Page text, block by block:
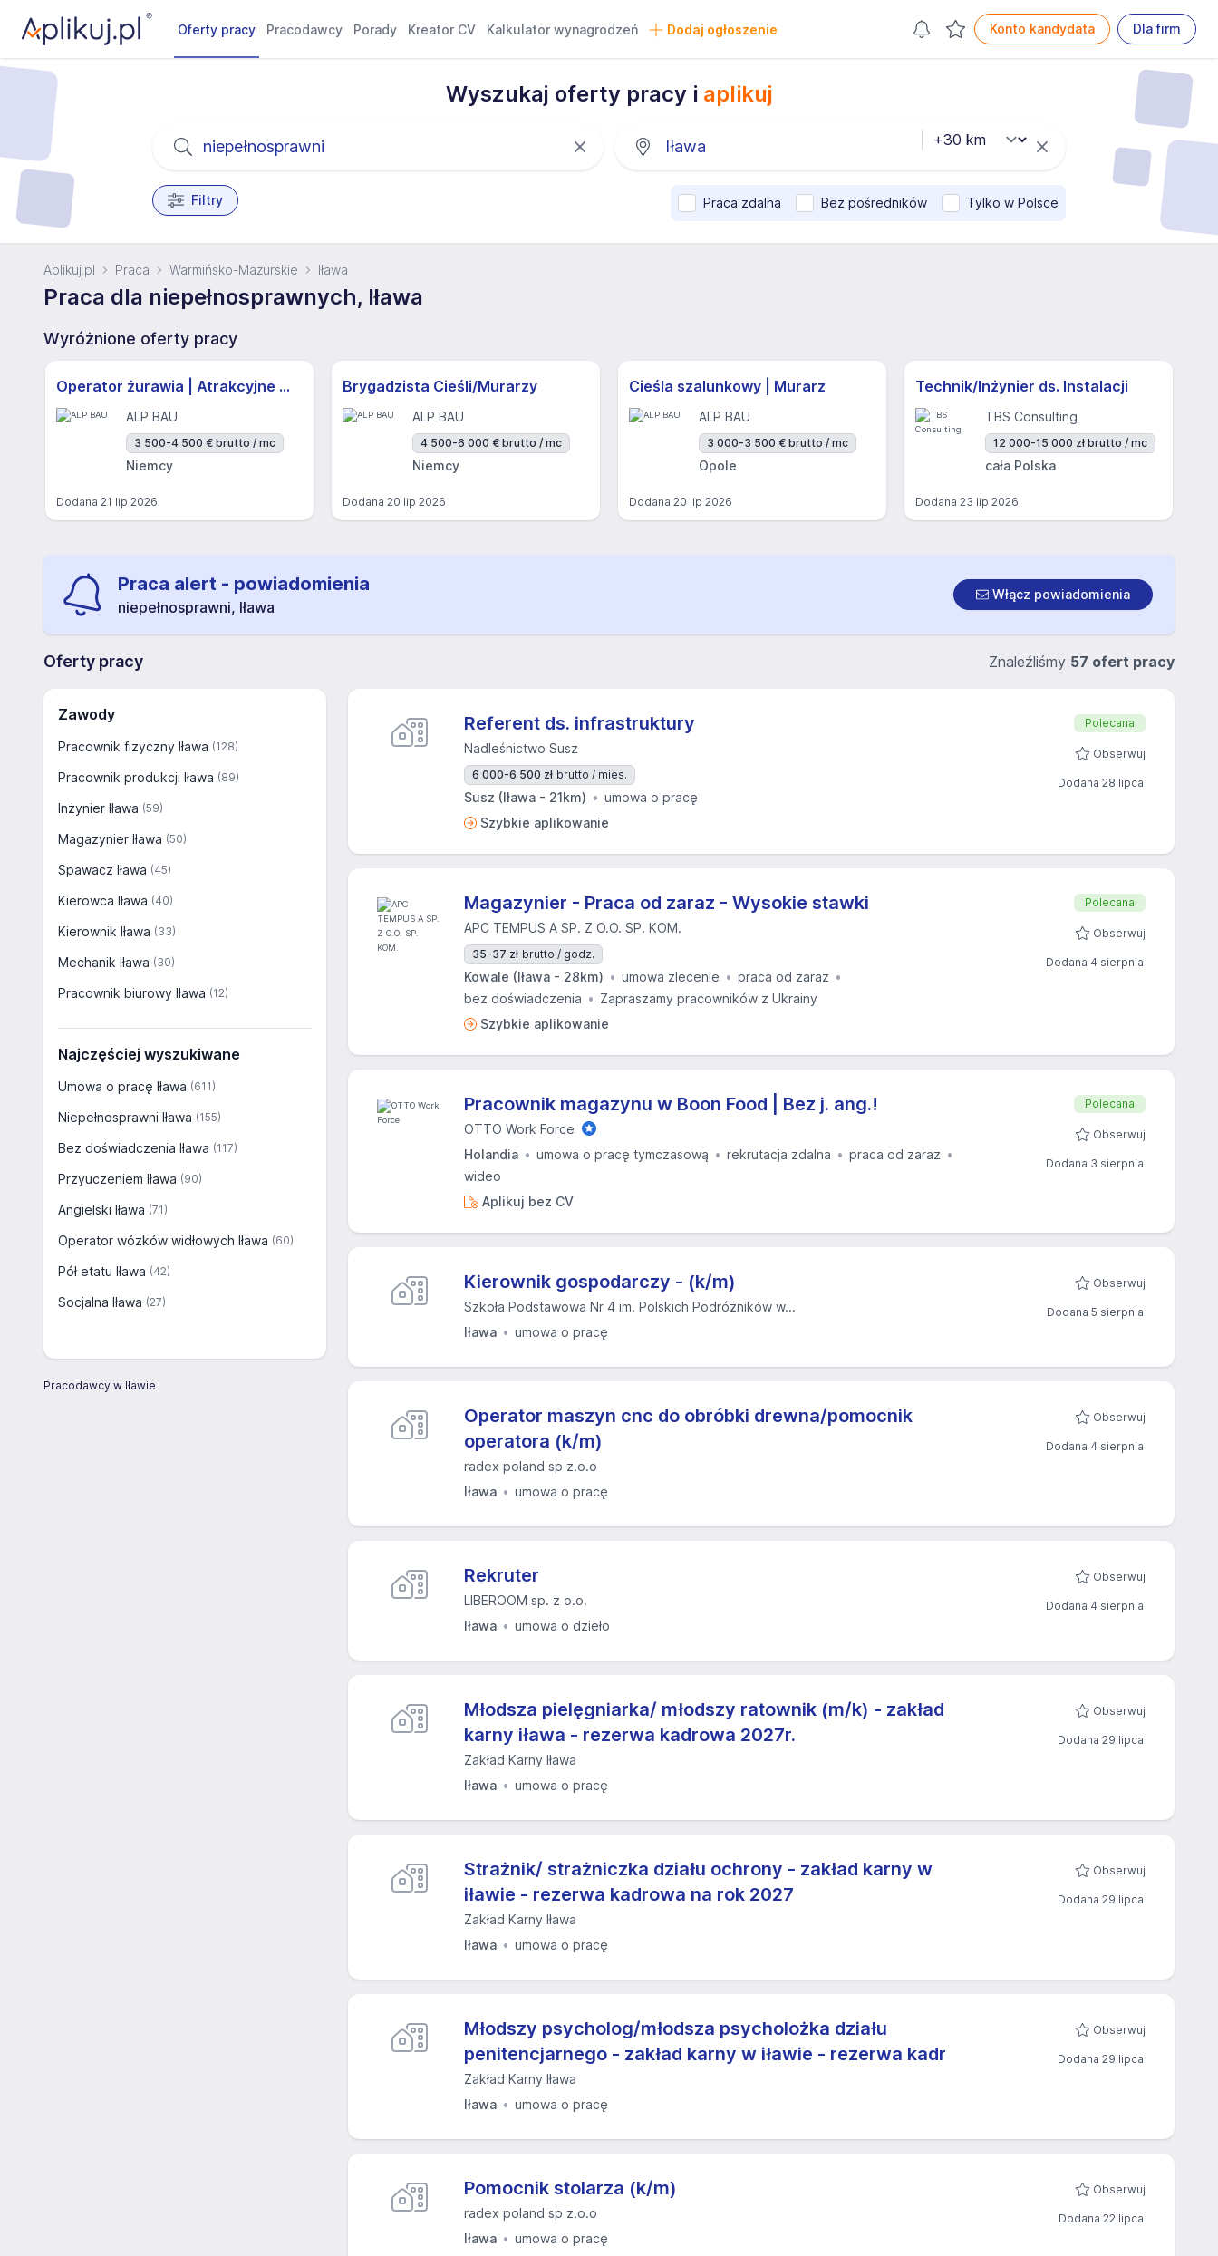
Oferty pracy Pracodawcy Porady Kreator CV Kalkulator wynagrodzeń Dodaj ogłoszenie Konto kandydata Dla firm
Wyszukaj oferty pracy i aplikuj
Filtry Praca zdalna Bez pośredników Tylko w Polsce
Aplikuj.pl Praca Warmińsko-Mazurskie Iława
Praca dla niepełnosprawnych, Iława
Wyróżnione oferty pracy
Operator żurawia | Atrakcyjne Warunki
ALP BAU
3 500-4 500 € brutto / mc
Niemcy
Dodana 21 lip 2026
Brygadzista Cieśli/Murarzy
ALP BAU
4 500-6 000 € brutto / mc
Niemcy
Dodana 20 lip 2026
Cieśla szalunkowy | Murarz
ALP BAU
3 000-3 500 € brutto / mc
Opole
Dodana 20 lip 2026
Technik/Inżynier ds. Instalacji
TBS Consulting
12 000-15 000 zł brutto / mc
cała Polska
Dodana 23 lip 2026
Praca alert - powiadomienia
niepełnosprawni, Iława
Włącz powiadomienia
Oferty pracy Znaleźliśmy 57 ofert pracy
Zawody
Pracownik fizyczny Iława (128)
Pracownik produkcji Iława (89)
Inżynier Iława (59)
Magazynier Iława (50)
Spawacz Iława (45)
Kierowca Iława (40)
Kierownik Iława (33)
Mechanik Iława (30)
Pracownik biurowy Iława (12)
Najczęściej wyszukiwane
Umowa o pracę Iława (611)
Niepełnosprawni Iława (155)
Bez doświadczenia Iława (117)
Przyuczeniem Iława (90)
Angielski Iława (71)
Operator wózków widłowych Iława (60)
Pół etatu Iława (42)
Socjalna Iława (27)
Pracodawcy w Iławie
Referent ds. infrastruktury
Nadleśnictwo Susz
6 000-6 500 zł brutto / mies.
Susz (Iława - 21km)
umowa o pracę
Szybkie aplikowanie
Polecana
Obserwuj
Dodana 28 lipca
Magazynier - Praca od zaraz - Wysokie stawki
APC TEMPUS A SP. Z O.O. SP. KOM.
35-37 zł brutto / godz.
Kowale (Iława - 28km) umowa zlecenie
praca od zaraz
bez doświadczenia
Zapraszamy pracowników z Ukrainy
Szybkie aplikowanie
Polecana
Obserwuj
Dodana 4 sierpnia
Pracownik magazynu w Boon Food | Bez j. ang.!
OTTO Work Force
Holandia
umowa o pracę tymczasową rekrutacja zdalna
praca od zaraz
wideo
Aplikuj bez CV
Polecana
Obserwuj
Dodana 3 sierpnia
Kierownik gospodarczy - (k/m)
Szkoła Podstawowa Nr 4 im. Polskich Podróżników w...
Iława
umowa o pracę
Obserwuj
Dodana 5 sierpnia
Operator maszyn cnc do obróbki drewna/pomocnik
operatora (k/m)
radex poland sp z.o.o
Iława
umowa o pracę
Obserwuj
Dodana 4 sierpnia
Rekruter
LIBEROOM sp. z o.o.
Iława
umowa o dzieło
Obserwuj
Dodana 4 sierpnia
Młodsza pielęgniarka/ młodszy ratownik (m/k) - zakład
karny iława - rezerwa kadrowa 2027r.
Zakład Karny Iława
Iława
umowa o pracę
Obserwuj
Dodana 29 lipca
Strażnik/ strażniczka działu ochrony - zakład karny w
iławie - rezerwa kadrowa na rok 2027
Zakład Karny Iława
Iława
umowa o pracę
Obserwuj
Dodana 29 lipca
Młodszy psycholog/młodsza psycholożka działu
penitencjarnego - zakład karny w iławie - rezerwa kadr
Zakład Karny Iława
Iława
umowa o pracę
Obserwuj
Dodana 29 lipca
Pomocnik stolarza (k/m)
radex poland sp z.o.o
Iława
umowa o pracę
Obserwuj
Dodana 22 lipca